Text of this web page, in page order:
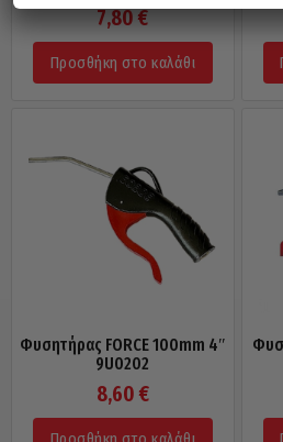
7,80€
Προσθήκη στο καλάθι
Φυσητήρας FORCE 100mm 4″
9U0202
8,60 €